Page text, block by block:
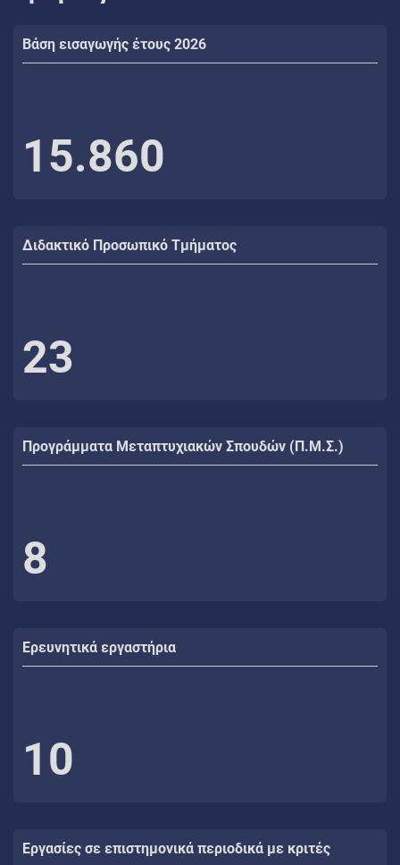
Βάση εισαγωγής έτους 2026
15.860
Διδακτικό Προσωπικό Τμήματος
23
Προγράμματα Μεταπτυχιακών Σπουδών (Π.Μ.Σ.)
8
Ερευνητικά εργαστήρια
10
Εργασίες σε επιστημονικά περιοδικά με κριτές